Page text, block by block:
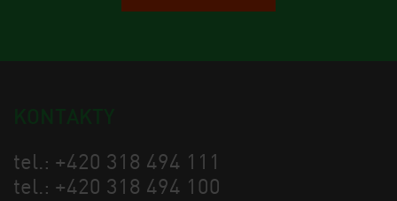
tel.: +420 318 494 111
tel.: +420 318 494 100